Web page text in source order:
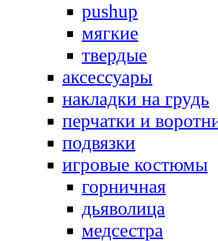
pushup
мягкие
твердые
аксессуары
накладки на грудь
перчатки и
подвязки
игровые костюмы
горничная
дьяволица
медсестра